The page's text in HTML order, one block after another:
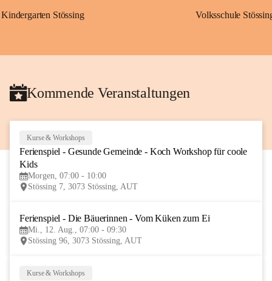
Kindergarten Stössing Volksschule
Kommende Veranstaltungen
AUG
Kurse & Workshops
Ferienspiel - Gesunde Gemeinde - Koch Workshop für coole
Kids
Morgen, 07:00 - 10:00
Stössing 7, 3073 Stössing, AUT
Ferienspiel - Die Bäuerinnen - Vom Küken zum Ei
Mi., 12. Aug., 07:00 - 09:30
Stössing 96, 3073 Stössing, AUT
Kurse & Workshops